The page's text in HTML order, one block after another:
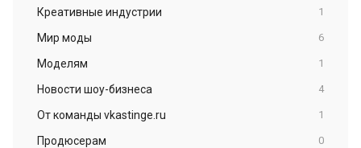
Креативные индустрии 1
Мир моды 6
Моделям 1
Новости шоу-бизнеса 4
От команды vkastinge.ru 1
Продюсерам 0